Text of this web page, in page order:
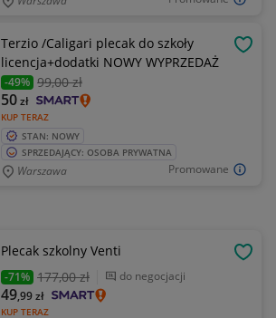
Promowane
Terzio /Caligari plecak do szkoły
licencja+dodatki NOWY WYPRZEDAŻ
-49% 99,00 zł
KUP TERAZ
50zł
STAN: NOWY
SPRZEDAJĄCY: OSOBA PRYWATNA
Warszawa
Plecak szkolny Venti
-71% 177,00 zł do negocjacji
KUP TERAZ
49,99zł